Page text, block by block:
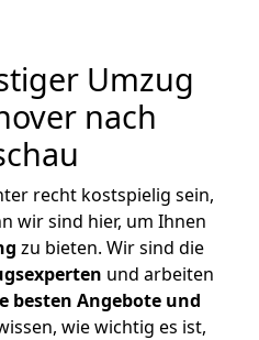
Umzug
nach
recht kostspielig sein,
wir sind hier, um Ihnen
zu bieten. Wir sind die
und arbeiten
besten Angebote und
wie wichtig es ist,